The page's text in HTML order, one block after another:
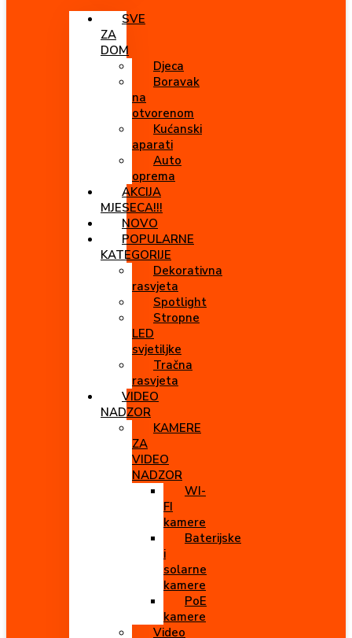
SVE
ZA
DOM
Djeca
Boravak
na
otvorenom
Kućanski
aparati
Auto
oprema
AKCIJA
MJESECA!!!
NOVO
POPULARNE
KATEGORIJE
Dekorativna
rasvjeta
Spotlight
Stropne
LED
svjetiljke
Tračna
rasvjeta
VIDEO
NADZOR
KAMERE
ZA
VIDEO
NADZOR
WI-
FI
kamere
Baterijske
i
solarne
kamere
PoE
kamere
Video